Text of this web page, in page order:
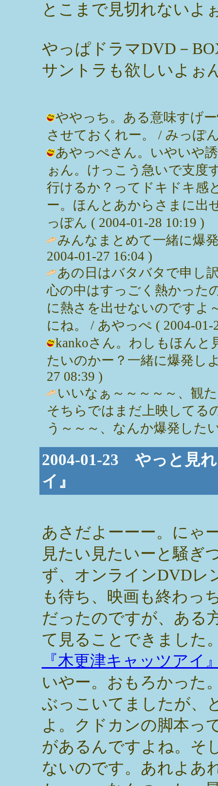
とこまで見切れないよ
やっぱドラマDVD－
サントラも欲しいよぉ
ややっち。ある意味すげ
させておくれー。 / みっぽ
あやっぺさん。いやいや
ぉん。けっこう急いで支度
行けるか？ってドキドキ感
ー。ほんとあからさまに出
っぽん ( 2004-01-28 10:19 )
みんなまとめて一緒に爆
2004-01-27 16:04 )
あの日はバタバタで申し
心の中はすっごく熱かった
に熱さを出せないのですよ
にね。 / あやっぺ ( 2004-01-
kankoさん。わしもほんと
たいのかー？一緒に爆発し
27 08:39 )
いいなぁ～～～～～、観
そちらではまだ上映してる
う～～～、なんか爆発した
2004-01-23 やっと見
イ』
あさだよーーー。にゃ
見たい見たいーと騒ぎ
ず、オンラインDVDレ
も待ち、映画も終わっ
だったのですが、ある
て見ることできました
『木更津キャッツアイ
いやー。おもろかった
ぶっこいてましたが、
よ。クドカンの脚本っ
があるんですよね。そ
ないのです。あれよあ